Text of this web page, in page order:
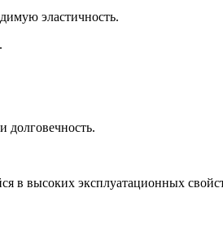
эластичность.
долговечность.
в высоких эксплуатационных